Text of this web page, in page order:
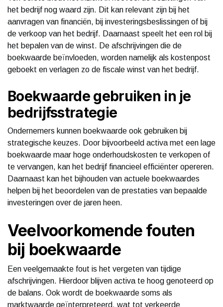
het bedrijf nog waard zijn. Dit kan relevant zijn bij het
aanvragen van financiën, bij investeringsbeslissingen of bij
de verkoop van het bedrijf. Daarnaast speelt het een rol bij
het bepalen van de winst. De afschrijvingen die de
boekwaarde beïnvloeden, worden namelijk als kostenpost
geboekt en verlagen zo de fiscale winst van het bedrijf.
Boekwaarde gebruiken in je
bedrijfsstrategie
Ondernemers kunnen boekwaarde ook gebruiken bij
strategische keuzes. Door bijvoorbeeld activa met een lage
boekwaarde maar hoge onderhoudskosten te verkopen of
te vervangen, kan het bedrijf financieel efficiënter opereren.
Daarnaast kan het bijhouden van actuele boekwaardes
helpen bij het beoordelen van de prestaties van bepaalde
investeringen over de jaren heen.
Veelvoorkomende fouten
bij boekwaarde
Een veelgemaakte fout is het vergeten van tijdige
afschrijvingen. Hierdoor blijven activa te hoog genoteerd op
de balans. Ook wordt de boekwaarde soms als
marktwaarde geïnterpreteerd, wat tot verkeerde